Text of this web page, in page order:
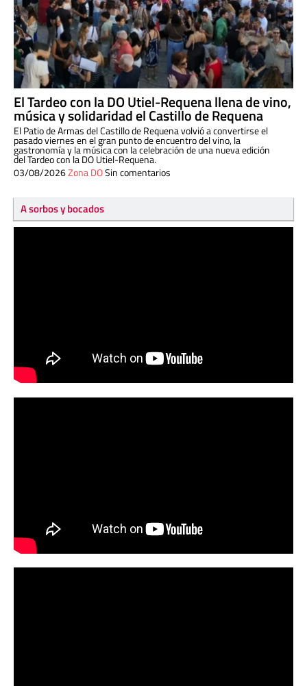
El Tardeo con la DO Utiel-Requena llena de vino,
música y solidaridad el Castillo de Requena
El Patio de Armas del Castillo de Requena volvió a convertirse el
pasado viernes en el gran punto de encuentro del vino, la
gastronomía y la música con la celebración de una nueva edición
del Tardeo con la DO Utiel-Requena.
03/08/2026Zona DOSin comentarios
A sorbos y bocados